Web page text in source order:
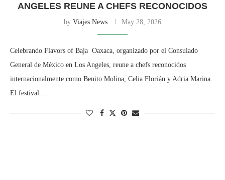
ANGELES REUNE A CHEFS RECONOCIDOS
by Viajes News May 28, 2026
Celebrando Flavors of Baja Oaxaca, organizado por el Consulado
General de México en Los Angeles, reune a chefs reconocidos
internacionalmente como Benito Molina, Celia Florián y Adria Marina.
El festival …